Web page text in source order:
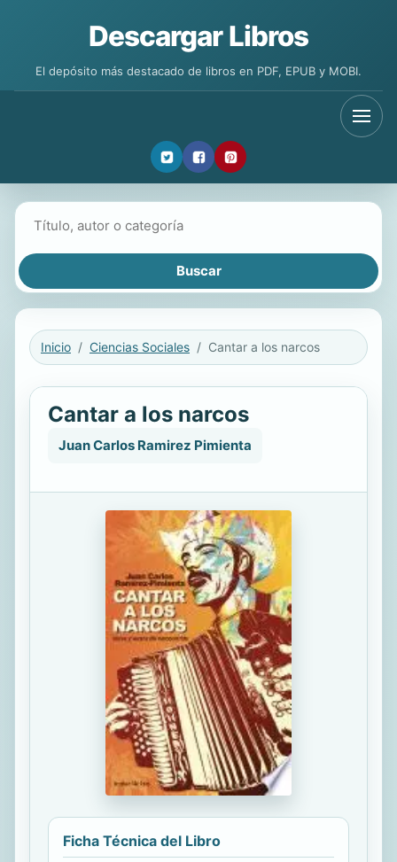
Descargar Libros
El depósito más destacado de libros en PDF, EPUB y MOBI.
Inicio Ciencias Sociales Cantar a los narcos
Cantar a los narcos
Juan Carlos Ramirez Pimienta
Ficha Técnica del Libro